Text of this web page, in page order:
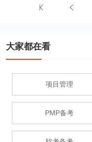
大家都在看
项目管理
PMP备考